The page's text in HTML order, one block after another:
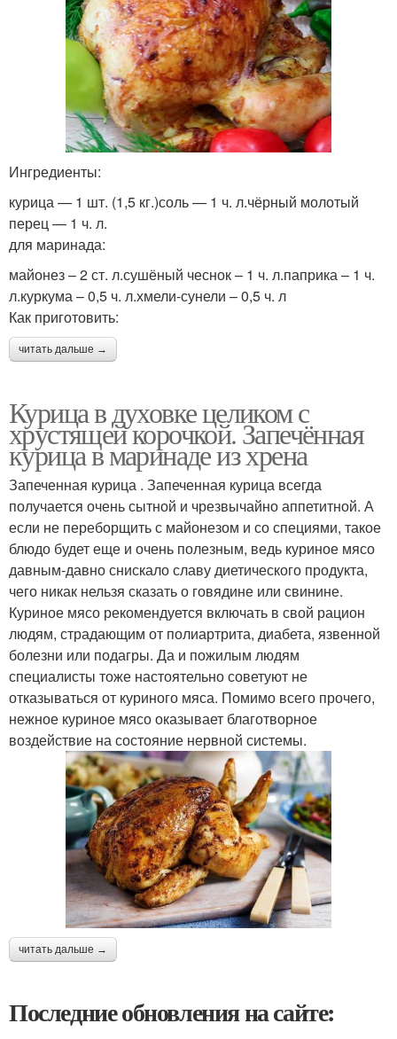
Ингредиенты:
курица — 1 шт. (1,5 кг.)соль — 1 ч. л.чёрный молотый
перец — 1 ч. л.
для маринада:
майонез – 2 ст. л.сушёный чеснок – 1 ч. л.паприка – 1 ч.
л.куркума – 0,5 ч. л.хмели-сунели – 0,5 ч. л
Как приготовить:
читать дальше →
Курица в духовке целиком с
хрустящей корочкой. Запечённая
курица в маринаде из хрена
Запеченная курица . Запеченная курица всегда
получается очень сытной и чрезвычайно аппетитной. А
если не переборщить с майонезом и со специями, такое
блюдо будет еще и очень полезным, ведь куриное мясо
давным-давно снискало славу диетического продукта,
чего никак нельзя сказать о говядине или свинине.
Куриное мясо рекомендуется включать в свой рацион
людям, страдающим от полиартрита, диабета, язвенной
болезни или подагры. Да и пожилым людям
специалисты тоже настоятельно советуют не
отказываться от куриного мяса. Помимо всего прочего,
нежное куриное мясо оказывает благотворное
воздействие на состояние нервной системы.
читать дальше →
Последние обновления на сайте: